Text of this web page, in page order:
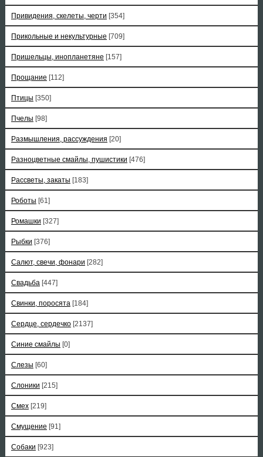
Привидения, скелеты, черти [354]
Прикольные и некультурные [709]
Пришельцы, инопланетяне [157]
Прощание [112]
Птицы [350]
Пчелы [98]
Размышления, рассуждения [20]
Разноцветные смайлы, пушистики [476]
Рассветы, закаты [183]
Роботы [61]
Ромашки [327]
Рыбки [376]
Салют, свечи, фонари [282]
Свадьба [447]
Свинки, поросята [184]
Сердце, сердечко [2137]
Синие смайлы [0]
Слезы [60]
Слоники [215]
Смех [219]
Смущение [91]
Собаки [923]